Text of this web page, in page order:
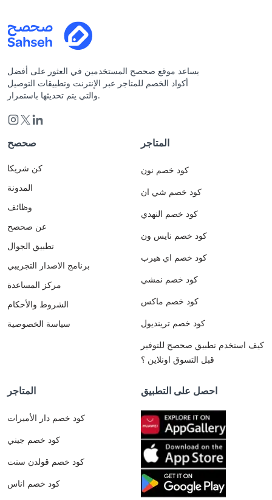
يساعد موقع صحصح المستخدمين في العثور على أفضل
أكواد الخصم للمتاجر عبر الإنترنت وتطبيقات التوصيل
والتي يتم تحديثها باستمرار.
صحصح
كن شريكا
المدونة
وظائف
عن صحصح
تطبيق الجوال
برنامج الاصدار التجريبي
مركز المساعدة
الشروط والأحكام
سياسة الخصوصية
المتاجر
كود خصم نون
كود خصم شي ان
كود خصم النهدي
كود خصم نايس ون
كود خصم اي هيرب
كود خصم نمشي
كود خصم ماكس
كود خصم ترينديول
كيف استخدم تطبيق صحصح للتوفير
قبل التسوق اونلاين ؟
المتاجر
كود خصم دار الأميرات
كود خصم جيني
كود خصم قولدن سنت
كود خصم اناس
احصل على التطبيق